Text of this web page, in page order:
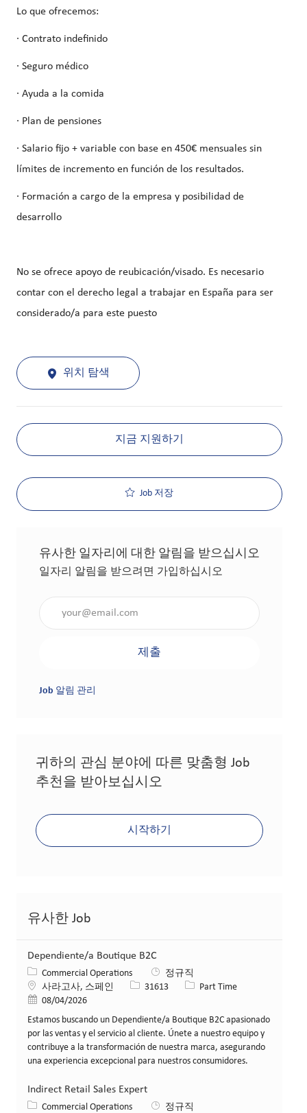
Lo que ofrecemos:
· Contrato indefinido
· Seguro médico
· Ayuda a la comida
· Plan de pensiones
· Salario fijo + variable con base en 450€ mensuales sin
límites de incremento en función de los resultados.
· Formación a cargo de la empresa y posibilidad de
desarrollo
No se ofrece apoyo de reubicación/visado. Es necesario
contar con el derecho legal a trabajar en España para ser
considerado/a para este puesto
위치 탐색
지금 지원하기
Job 저장
유사한 일자리에 대한 알림을 받으십시오
일자리 알림을 받으려면 가입하십시오
제출
Job 알림 관리
귀하의 관심 분야에 따른 맞춤형 Job
추천을 받아보십시오
시작하기
유사한 Job
Dependiente/a Boutique B2C
카테고리
Commercial Operations
정규직
위치사라고사, 스페인 Job ID31613 Job 유형Part Time
게시일08/04/2026
Estamos buscando un Dependiente/a Boutique B2C apasionado
por las ventas y el servicio al cliente. Únete a nuestro equipo y
contribuye a la transformación de nuestra marca, asegurando
una experiencia excepcional para nuestros consumidores.
Indirect Retail Sales Expert
카테고리
Commercial Operations
정규직